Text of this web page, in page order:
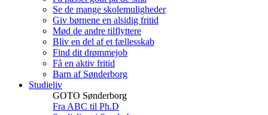
Se de mange skolemuligheder
Giv børnene en alsidig fritid
Mød de andre tilflyttere
Bliv en del af et fællesskab
Find dit drømmejob
Få en aktiv fritid
Barn af Sønderborg
Studieliv
GOTO Sønderborg
Fra ABC til Ph.D